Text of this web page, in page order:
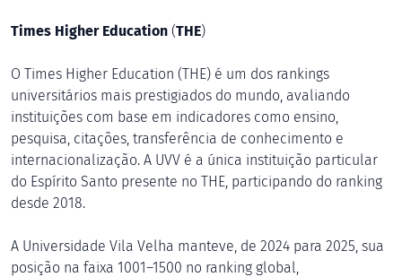
Times Higher Education (THE)
O Times Higher Education (THE) é um dos rankings
universitários mais prestigiados do mundo, avaliando
instituições com base em indicadores como ensino,
pesquisa, citações, transferência de conhecimento e
internacionalização. A UVV é a única instituição particular
do Espírito Santo presente no THE, participando do ranking
desde 2018.
A Universidade Vila Velha manteve, de 2024 para 2025, sua
posição na faixa 1001–1500 no ranking global,